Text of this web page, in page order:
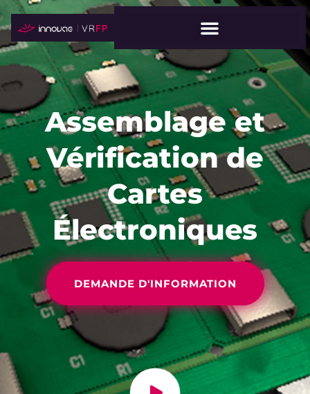
Assemblage et
Vérification de
Cartes
Électroniques
DEMANDE D'INFORMATION